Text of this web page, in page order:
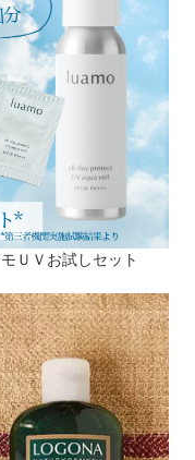
ＵＶお試しセット